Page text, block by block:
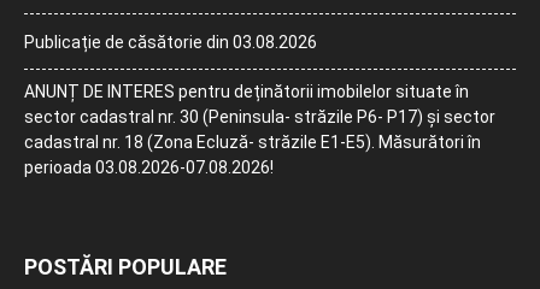
Publicație de căsătorie din 03.08.2026
ANUNȚ DE INTERES pentru deținătorii imobilelor situate în
sector cadastral nr. 30 (Peninsula- străzile P6- P17) și sector
cadastral nr. 18 (Zona Ecluză- străzile E1-E5). Măsurători în
perioada 03.08.2026-07.08.2026!
POSTĂRI POPULARE